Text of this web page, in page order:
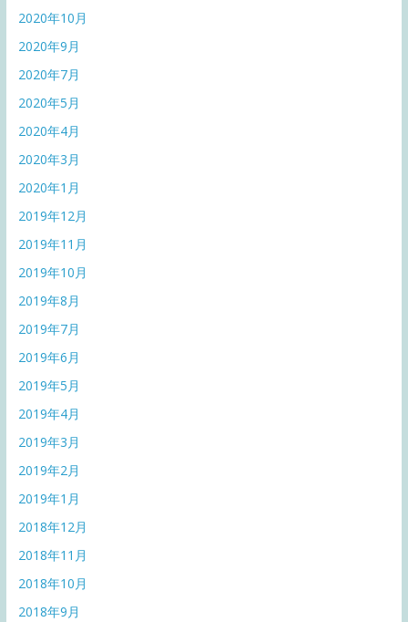
2020年10月
2020年9月
2020年7月
2020年5月
2020年4月
2020年3月
2020年1月
2019年12月
2019年11月
2019年10月
2019年8月
2019年7月
2019年6月
2019年5月
2019年4月
2019年3月
2019年2月
2019年1月
2018年12月
2018年11月
2018年10月
2018年9月